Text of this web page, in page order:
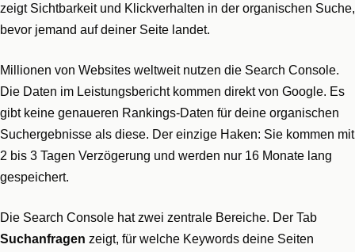
zeigt Sichtbarkeit und Klickverhalten in der organischen Suche,
bevor jemand auf deiner Seite landet.
Millionen von Websites weltweit nutzen die Search Console.
Die Daten im Leistungsbericht kommen direkt von Google. Es
gibt keine genaueren Rankings-Daten für deine organischen
Suchergebnisse als diese. Der einzige Haken: Sie kommen mit
2 bis 3 Tagen Verzögerung und werden nur 16 Monate lang
gespeichert.
Die Search Console hat zwei zentrale Bereiche. Der Tab
Suchanfragen zeigt, für welche Keywords deine Seiten